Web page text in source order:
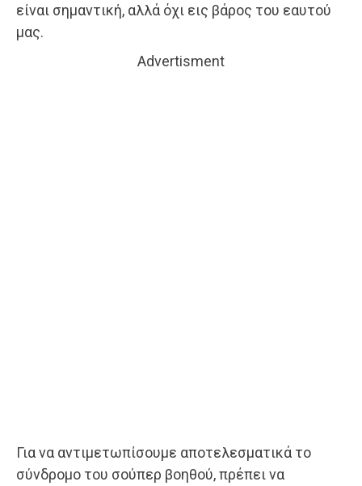
είναι σημαντική, αλλά όχι εις βάρος του εαυτού
μας.
Advertisment
Για να αντιμετωπίσουμε αποτελεσματικά το
σύνδρομο του σούπερ βοηθού, πρέπει να